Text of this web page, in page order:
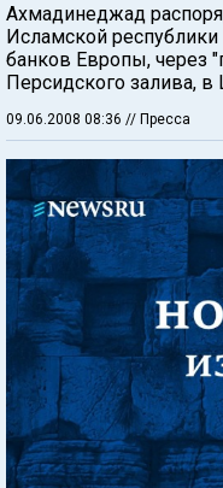
Ахмадинеджад
Исламской
банков Европы, через
Персидского залива,
09.06.2008 08:36 // Пресса